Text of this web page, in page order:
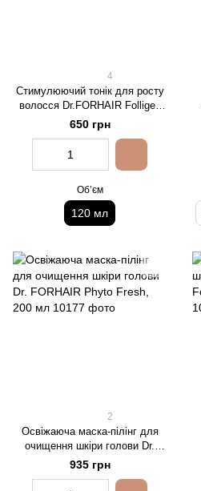
4
Стимулюючий тонік для росту
волосся Dr.FORHAIR Folligen
Tonic
650 грн
Обʼєм
120 мл
2
Освіжаюча маска-пілінг для
очищення шкіри голови Dr.
FORHAIR Phyto Fresh, 200 мл
935 грн